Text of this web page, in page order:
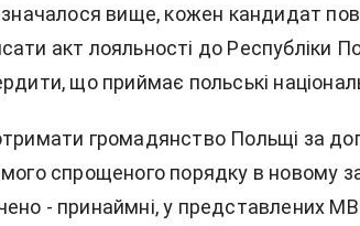
вище, кожен кандидат
акт лояльності до Республіки
що приймає польські
громадянство Польщі за
спрощеного порядку в новому
- принаймні, у представлених